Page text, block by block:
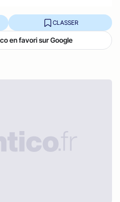
CLASSER
en favori sur Google